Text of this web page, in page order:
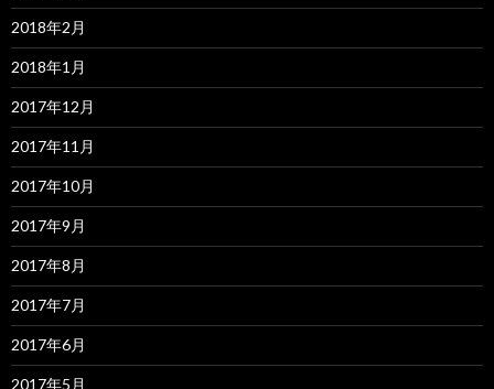
2018年2月
2018年1月
2017年12月
2017年11月
2017年10月
2017年9月
2017年8月
2017年7月
2017年6月
2017年5月